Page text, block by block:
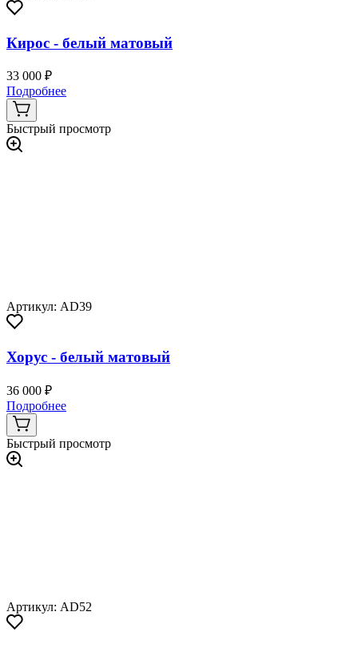
Кирос - белый матовый
33 000 ₽
Подробнее
Быстрый просмотр
Артикул: AD39
Хорус - белый матовый
36 000 ₽
Подробнее
Быстрый просмотр
Артикул: AD52